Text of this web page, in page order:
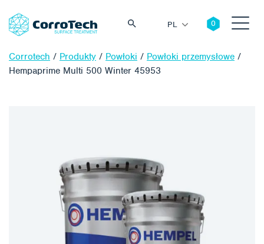
PL
Corrotech / Produkty / Powłoki / Powłoki przemysłowe /
Hempaprime Multi 500 Winter 45953